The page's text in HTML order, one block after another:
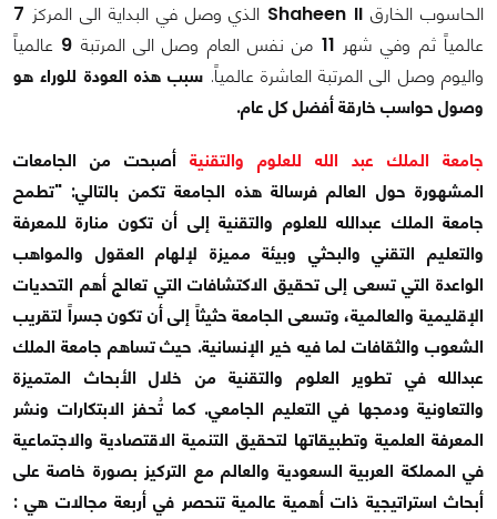
الحاسوب الخارق Shaheen II الذي وصل في البداية الى المركز 7
عالمياً ثم وفي شهر 11 من نفس العام وصل الى المرتبة 9 عالمياً
واليوم وصل الى المرتبة العاشرة عالمياً. سبب هذه العودة للوراء هو
وصول حواسب خارقة أفضل كل عام.
جامعة الملك عبد الله للعلوم والتقنية أصبحت من الجامعات
المشهورة حول العالم فرسالة هذه الجامعة تكمن بالتالي: "تطمح
جامعة الملك عبدالله للعلوم والتقنية إلى أن تكون منارة للمعرفة
والتعليم التقني والبحثي وبيئة مميزة لإلهام العقول والمواهب
الواعدة التي تسعى إلى تحقيق الاكتشافات التي تعالج أهم التحديات
الإقليمية والعالمية، وتسعى الجامعة حثيثاً إلى أن تكون جسراً لتقريب
الشعوب والثقافات لما فيه خير الإنسانية. حيث تساهم جامعة الملك
عبدالله في تطوير العلوم والتقنية من خلال الأبحاث المتميزة
والتعاونية ودمجها في التعليم الجامعي. كما تُحفز الابتكارات ونشر
المعرفة العلمية وتطبيقاتها لتحقيق التنمية الاقتصادية والاجتماعية
في المملكة العربية السعودية والعالم مع التركيز بصورة خاصة على
أبحاث استراتيجية ذات أهمية عالمية تنحصر في أربعة مجالات هي :